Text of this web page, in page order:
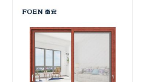
anti-pencurian sangat baik.
berbagai jenis pintu untuk
kebutuhan arsitektur.